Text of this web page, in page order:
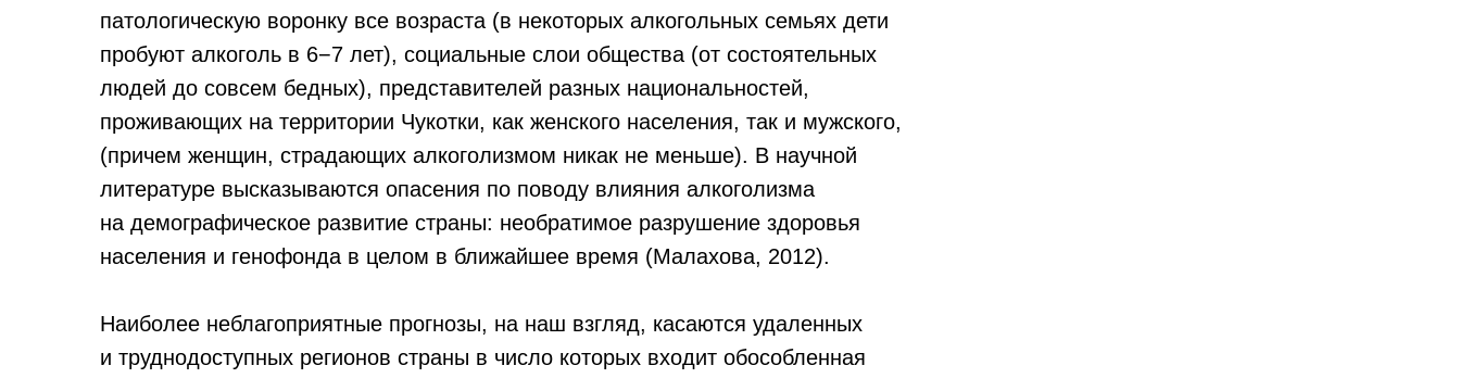
патологическую воронку все возраста (в некоторых алкогольных семьях дети
пробуют алкоголь в 6−7 лет), социальные слои общества (от состоятельных
людей до совсем бедных), представителей разных национальностей,
проживающих на территории Чукотки, как женского населения, так и мужского,
(причем женщин, страдающих алкоголизмом никак не меньше). В научной
литературе высказываются опасения по поводу влияния алкоголизма
на демографическое развитие страны: необратимое разрушение здоровья
населения и генофонда в целом в ближайшее время (Малахова, 2012).
Наиболее неблагоприятные прогнозы, на наш взгляд, касаются удаленных
и труднодоступных регионов страны в число которых входит обособленная